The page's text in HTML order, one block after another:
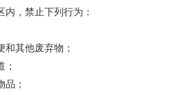
，禁止下列行为：
其他废弃物；
；